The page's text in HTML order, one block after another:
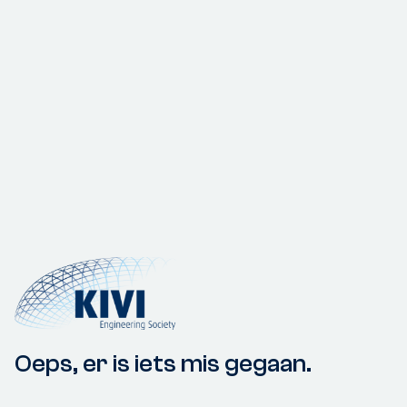
Oeps, er is iets mis gegaan.